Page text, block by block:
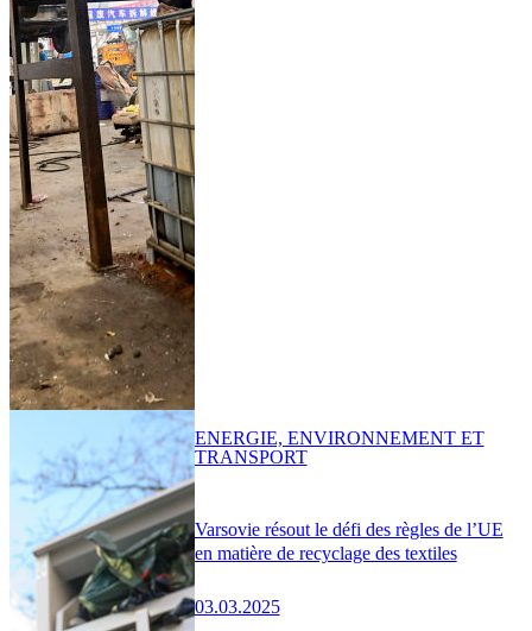
Varsovie résout le défi des règles de l’UE
en matière de recyclage des textiles
03.03.2025
ENERGIE, ENVIRONNEMENT ET
TRANSPORT